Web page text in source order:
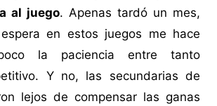
al juego. Apenas tardó un mes,
en estos juegos me hace
la paciencia entre tanto
Y no, las secundarias de
lejos de compensar las ganas